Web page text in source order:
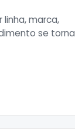
marca,
se torna